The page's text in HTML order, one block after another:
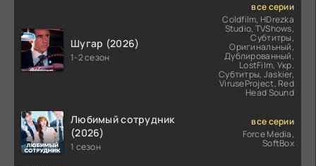
Шугар (2026)
1-2 сезон
все серии
Coldfilm, HDrezka
Studio, TVShows,
Субтитры,
Оригинальный,
Дублированный,
LostFilm, Укр.
Субтитры, Jaskier,
ViruseProject, Red
Head Sound
Любимый сотрудник
(2026)
1 сезон
все серии
Force Media,
SoftBox